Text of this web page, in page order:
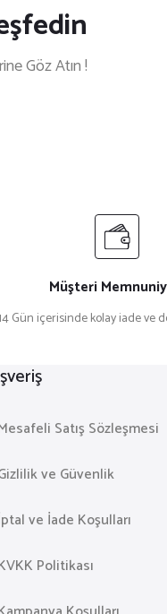
Göz Atın !
Müşteri
Gün içerisinde kolay iade ve
Satış Sözleşmesi
ve Güvenlik
ve İade Koşulları
Politikası